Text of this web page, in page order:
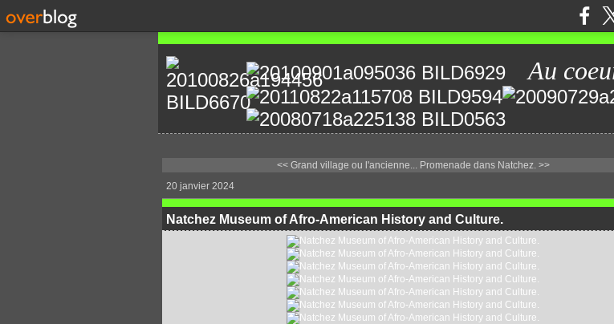
Au
<< Grand village ou l'ancienne... Promenade dans Natchez. >>
20 janvier 2024
Natchez Museum of Afro-American History and Culture.